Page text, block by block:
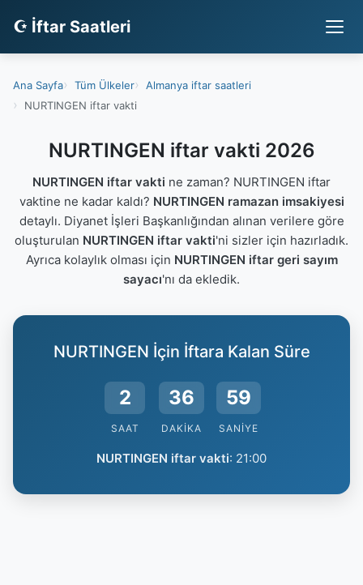
☪ İftar Saatleri
Ana Sayfa Tüm Ülkeler
Almanya iftar saatleri
NURTINGEN iftar vakti
NURTINGEN iftar vakti 2026
NURTINGEN iftar vakti ne zaman? NURTINGEN iftar
vaktine ne kadar kaldı? NURTINGEN ramazan imsakiyesi
detaylı. Diyanet İşleri Başkanlığından alınan verilere göre
oluşturulan NURTINGEN iftar vakti'ni sizler için hazırladık.
Ayrıca kolaylık olması için NURTINGEN iftar geri sayım
sayacı'nı da ekledik.
NURTINGEN İçin İftara Kalan Süre
2
SAAT
36
DAKIKA
58
SANIYE
NURTINGEN iftar vakti: 21:00